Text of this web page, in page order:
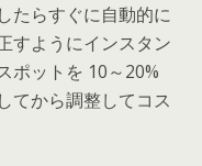
たらすぐに自動的に
すようにインスタン
ポットを 10～20%
てから調整してコス